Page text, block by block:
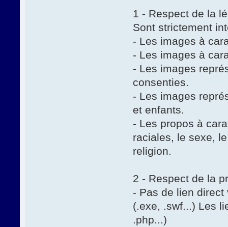
1 - Respect de la
Sont strictement
- Les images à
- Les images à
- Les images
consenties.
- Les images
et enfants.
- Les propos à
raciales, le sexe,
religion.
2 - Respect de la
- Pas de lien
(.exe, .swf...) Les
.php...)